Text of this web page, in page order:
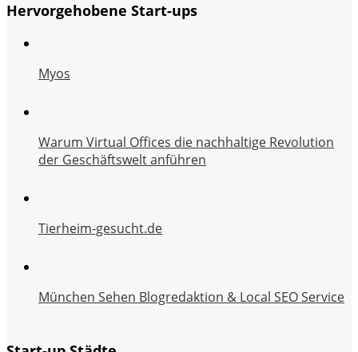
Hervorgehobene Start-ups
Myos
Warum Virtual Offices die nachhaltige Revolution
der Geschäftswelt anführen
Tierheim-gesucht.de
München Sehen Blogredaktion & Local SEO Service